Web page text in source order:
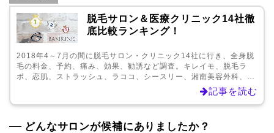
脱毛サロン＆医療クリニック14社徹
底比較ランキング！
2018年4～7月の間に脱毛サロン・クリニック14社に行き、全身脱
毛の料金、予約、痛み、効果、勧誘など調査。キレイモ、脱毛ラ
ボ、恋肌、ストラッシュ、ラココ、シースリー、湘南美容外科、レ
ジーナクリニック、アリシアクリニック、銀座カラー、TBC、ササ
記事を読む
どんなサロンが候補にありましたか？